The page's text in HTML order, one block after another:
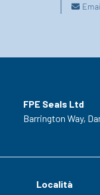
FPE Seals Ltd
Barrington Way,
Località